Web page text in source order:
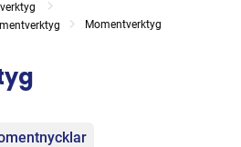
Momentverktyg